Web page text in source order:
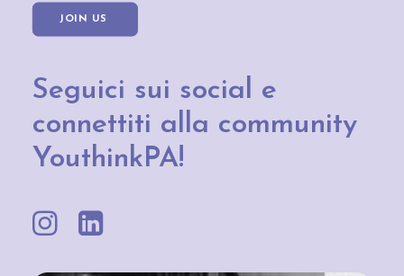
JOIN US
Seguici sui social e
connettiti alla community
YouthinkPA!